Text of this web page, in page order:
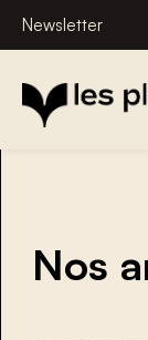
Newsletter
Nos